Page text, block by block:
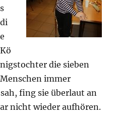
s
di
e
Kö
nigstochter die sieben
Menschen immer
fing sie überlaut an
nicht wieder aufhören.